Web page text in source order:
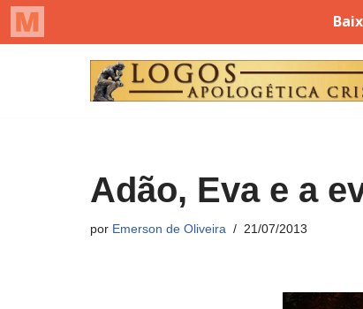
Adão, Eva e a
por Emerson de Oliveira 21/07/2013